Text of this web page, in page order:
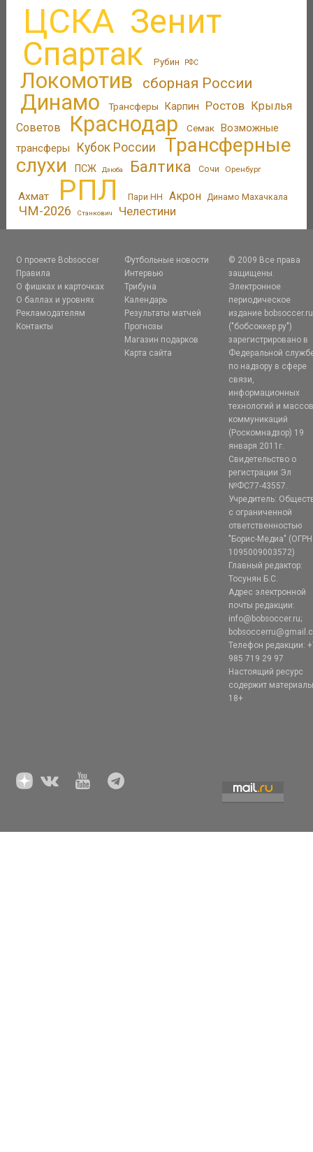
ЦСКА Зенит
Спартак Рубин РФС
Локомотив сборная России
Динамо Трансферы Карпин Ростов Крылья
Советов
Краснодар Семак Возможные
трансферы
Кубок России
Трансферные
слухи
ПСЖ Дзюба Балтика Сочи Оренбург
Ахмат РПЛ Пари НН Акрон Динамо Махачкала
ЧМ-2026 Станкович Челестини
О проекте Bobsoccer
Правила
О фишках и карточках
О баллах и уровнях
Рекламодателям
Контакты
Футбольные новости
Интервью
Трибуна
Календарь
Результаты матчей
Прогнозы
Магазин подарков
Карта сайта
© 2009 Все права
защищены.
Электронное
периодическое
издание bobsoccer.ru
("бобсоккер.ру")
зарегистрировано в
Федеральной
по надзору в сфере
связи,
информационных
технологий и
коммуникаций
(Роскомнадзор) 19
января 2011г.
Свидетельство о
регистрации Эл
№ФС77-43557.
Учредитель:
с ограниченной
ответственностью
"Борис-Медиа" (ОГРН
1095009003572)
Главный редактор:
Тосунян Б.С.
Адрес электронной
почты редакции:
info@bobsoccer.ru;
Телефон редакции:
985 719 29 97
Настоящий ресурс
содержит
18+